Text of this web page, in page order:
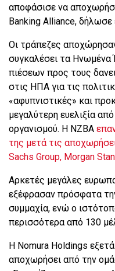
αποφάσισε να
Banking Alliance,
Οι τράπεζες
συγκαλέσει τα Ηνωμένα
πιέσεων προς τους
στις ΗΠΑ για τις
«αφυπνιστικές» και
μεγαλύτερη ευελιξία
οργανισμού. Η NZBA
της μετά τις
Sachs Group, Morgan
Αρκετές μεγάλες
εξέφρασαν πρόσφατα
συμμαχία, ενώ ο
περισσότερα από 130
Η Nomura Holdings
αποχωρήσει από την